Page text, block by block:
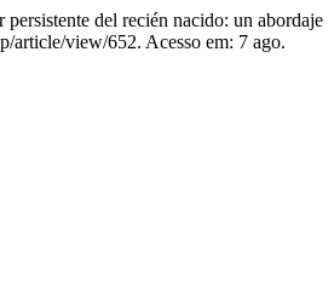
del recién nacido: un abordaje
article/view/652. Acesso em: 7 ago.